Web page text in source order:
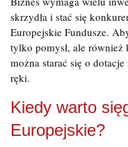
skrzydła i stać się
Europejskie Fundusze.
tylko pomysł, ale również
można starać się o
ręki.
Kiedy warto
Europejskie?